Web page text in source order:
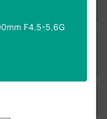
F4.5-5.6G
送料負担や返送時